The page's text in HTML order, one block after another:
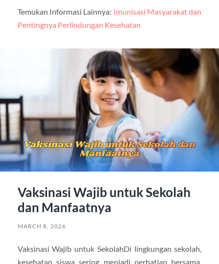
Temukan Informasi Lainnya: Imunisasi Masyarakat dan
Pentingnya Perlindungan Kesehatan
Vaksinasi Wajib untuk Sekolah
dan Manfaatnya
MARCH 8, 2026
Vaksinasi Wajib untuk SekolahDi lingkungan sekolah,
kesehatan siswa sering menjadi perhatian bersama.